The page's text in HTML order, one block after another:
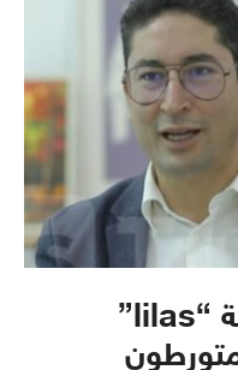
حملة تشويه ضد شركة “lilas”